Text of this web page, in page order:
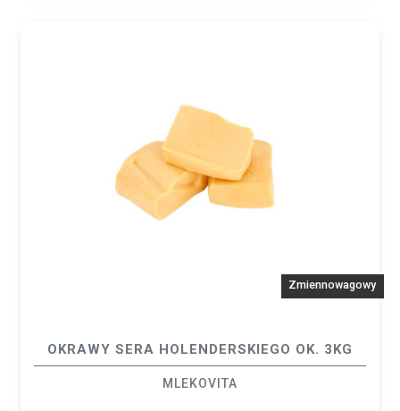
Zmiennowagowy
OKRAWY SERA HOLENDERSKIEGO OK. 3KG
MLEKOVITA